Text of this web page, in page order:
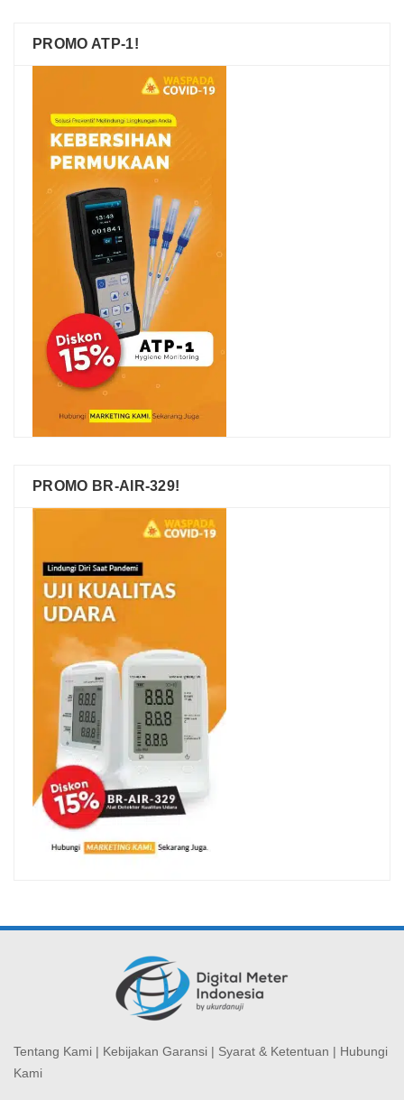
PROMO ATP-1!
PROMO BR-AIR-329!
Tentang Kami | Kebijakan Garansi | Syarat & Ketentuan | Hubungi
Kami